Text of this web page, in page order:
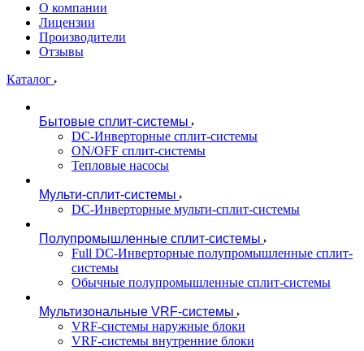
О компании
Лицензии
Производители
Отзывы
Каталог
Бытовые сплит-системы
DC-Инверторные сплит-системы
ON/OFF сплит-системы
Тепловые насосы
Мульти-сплит-системы
DC-Инверторные мульти-сплит-системы
Полупромышленные сплит-системы
Full DC-Инверторные полупромышленные сплит-
системы
Обычные полупромышленные сплит-системы
Мультизональные VRF-системы
VRF-системы наружные блоки
VRF-системы внутренние блоки